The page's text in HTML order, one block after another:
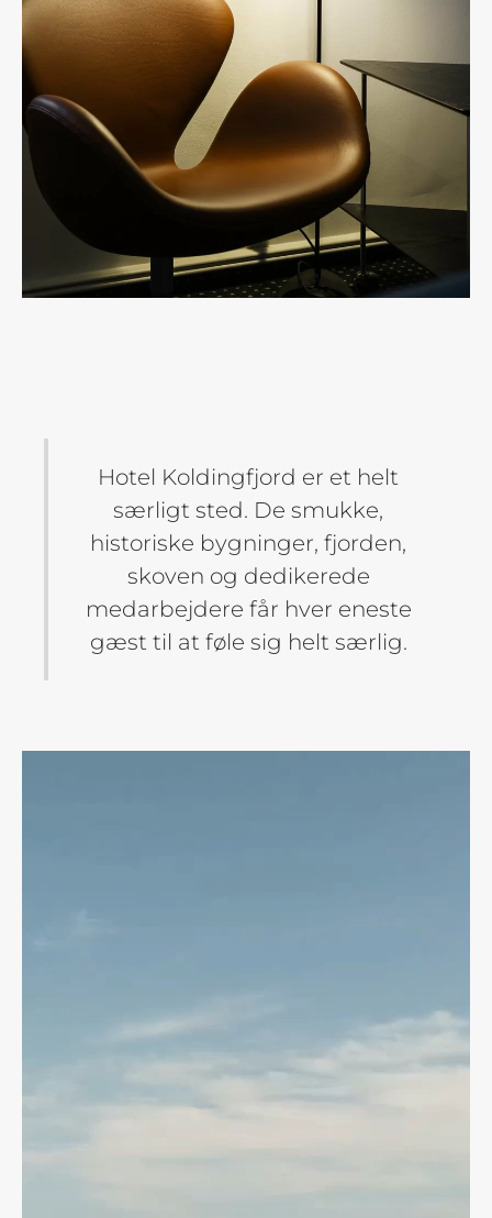
Hotel Koldingfjord er et helt
særligt sted. De smukke,
historiske bygninger, fjorden,
skoven og dedikerede
medarbejdere får hver eneste
gæst til at føle sig helt særlig.